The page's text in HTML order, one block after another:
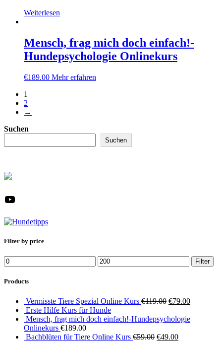
Weiterlesen
Mensch, frag mich doch einfach!-
Hundepsychologie Onlinekurs
€189.00 Mehr erfahren
1
2
→
Suchen
Suchen
YouTube
Filter by price
Min.
Preis
Max.
Preis
Filter
Products
Vermisste Tiere Spezial Online Kurs €119.00 Ursprünglicher
war:
€79.00Aktueller
ist:
Erste Hilfe Kurs für Hunde
Mensch, frag mich doch einfach!-Hundepsychologie
Onlinekurs €189.00
Bachblüten für Tiere Online Kurs €59.00 Ursprünglicher
€49.00Aktueller